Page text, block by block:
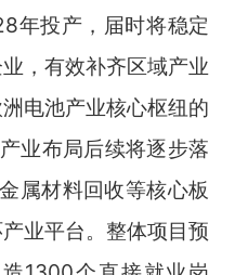
年投产，届时将稳定
，有效补齐区域产业
电池产业核心枢纽的
业布局后续将逐步落
属材料回收等核心板
业平台。整体项目预